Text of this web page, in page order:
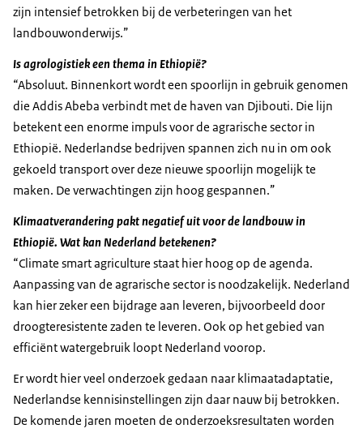
zijn intensief betrokken bij de verbeteringen van het
landbouwonderwijs.”
Is agrologistiek een thema in Ethiopië?
“Absoluut. Binnenkort wordt een spoorlijn in gebruik genomen
die Addis Abeba verbindt met de haven van Djibouti. Die lijn
betekent een enorme impuls voor de agrarische sector in
Ethiopië. Nederlandse bedrijven spannen zich nu in om ook
gekoeld transport over deze nieuwe spoorlijn mogelijk te
maken. De verwachtingen zijn hoog gespannen.”
Klimaatverandering pakt negatief uit voor de landbouw in
Ethiopië. Wat kan Nederland betekenen?
“Climate smart agriculture staat hier hoog op de agenda.
Aanpassing van de agrarische sector is noodzakelijk. Nederland
kan hier zeker een bijdrage aan leveren, bijvoorbeeld door
droogteresistente zaden te leveren. Ook op het gebied van
efficiënt watergebruik loopt Nederland voorop.
Er wordt hier veel onderzoek gedaan naar klimaatadaptatie,
Nederlandse kennisinstellingen zijn daar nauw bij betrokken.
De komende jaren moeten de onderzoeksresultaten worden